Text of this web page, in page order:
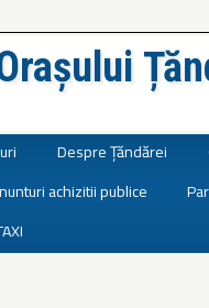
Despre Țăndărei
achizitii publice